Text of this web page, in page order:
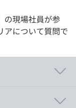
の現場社員が参
アについて質問で